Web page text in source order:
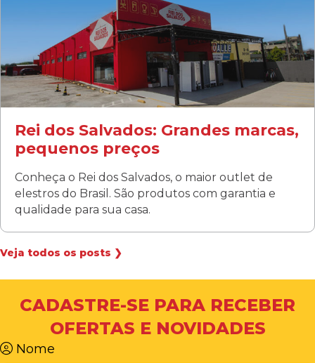
Rua Albino Beatriz, 100 - Fanny, Curitiba –PR
Segunda a sábado: 09h00 às 19h00
Domingo: FECHADA
ÚLTIMOS DIAS DE LIQUIDAÇÃO!
(41) 3411-1754
(41) 99249-4620
Rei dos Salvados: Grandes marcas,
pequenos preços
Conheça o Rei dos Salvados, o maior outlet de
elestros do Brasil. São produtos com garantia e
qualidade para sua casa.
Veja todos os posts ❯
CADASTRE-SE PARA RECEBER
OFERTAS E NOVIDADES
Nome